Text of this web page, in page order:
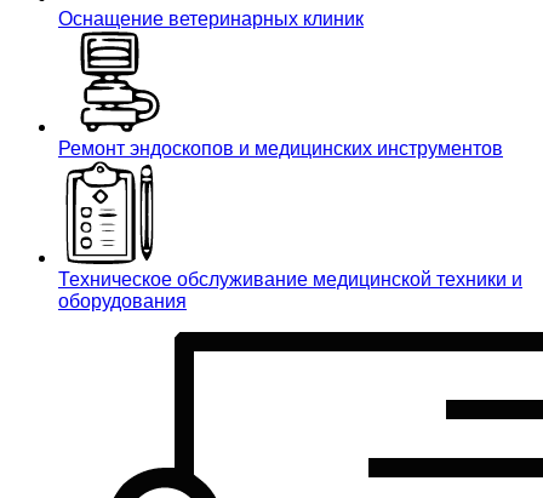
Оснащение ветеринарных клиник
Ремонт эндоскопов и медицинских инструментов
Техническое обслуживание медицинской техники и
оборудования